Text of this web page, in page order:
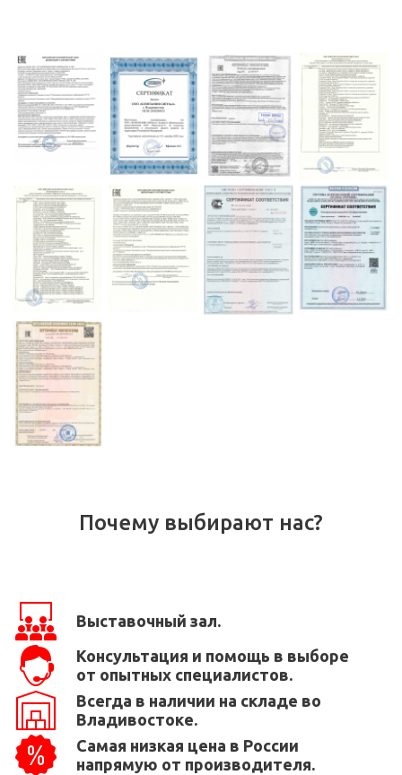
Почему выбирают нас?
Выставочный зал.
Консультация и помощь в выборе
от опытных специалистов.
Всегда в наличии на складе во
Владивостоке.
Самая низкая цена в России
напрямую от производителя.